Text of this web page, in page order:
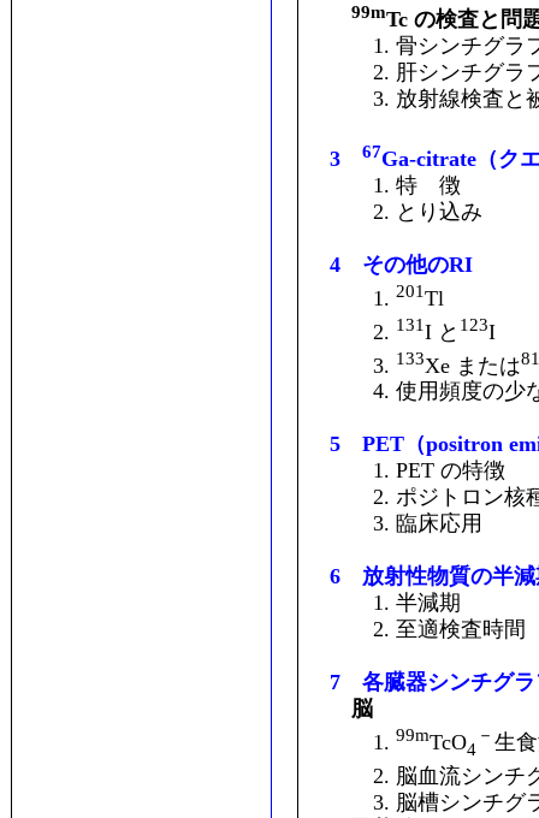
99mTc の検査と問
1. 骨シンチグラ
2. 肝シンチグラ
3. 放射線検査と
3 67Ga-citrate（ク
1. 特 徴
2. とり込み
4 その他のRI
1. 201Tl
2. 131I と 123I
3. 133Xe または
4. 使用頻度の少
5 PET（positron
1. PET の特徴
2. ポジトロン核
3. 臨床応用
6 放射性物質の半減
1. 半減期
2. 至適検査時間
7 各臓器シンチグラ
脳
1. 99mTcO4
－ 生
2. 脳血流シンチ
3. 脳槽シンチグ